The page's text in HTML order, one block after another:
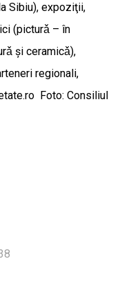
Sibiu), expoziţii,
(picturǎ – în
şi ceramicǎ),
regionali,
Foto: Consiliul